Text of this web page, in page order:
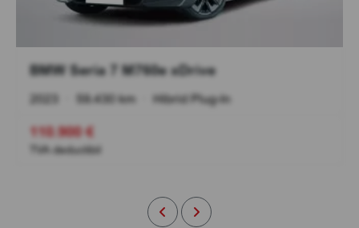
BMW Seria 7 M760e xDrive
2023 59.430 km Hibrid Plug-In
110.900 €
TVA deductibil